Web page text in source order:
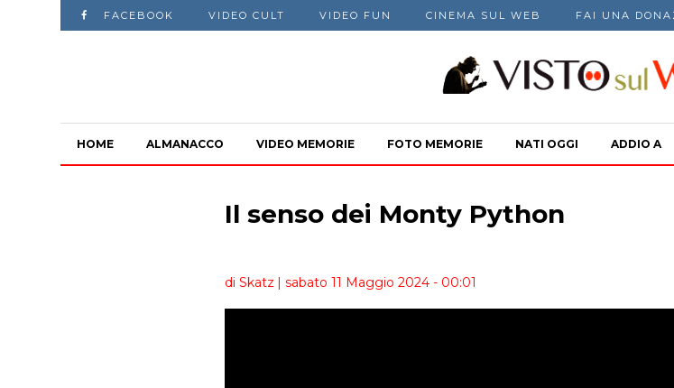
FACEBOOK VIDEO CULT VIDEO FUN CINEMA SUL WEB FAI UNA
HOME ALMANACCO VIDEO MEMORIE FOTO MEMORIE NATI OGGI ADDIO A
Il senso dei Monty Python
di Skatz | sabato 11 Maggio 2024 - 00:01